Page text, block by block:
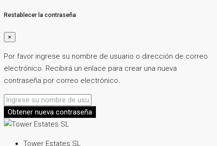
Restablecer la contraseña
×
Por favor ingrese su nombre de usuario o dirección de correo
electrónico. Recibirá un enlace para crear una nueva
contraseña por correo electrónico.
Obtener nueva contraseña
Tower Estates SL